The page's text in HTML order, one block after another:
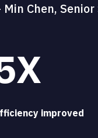
Min Chen,
improved